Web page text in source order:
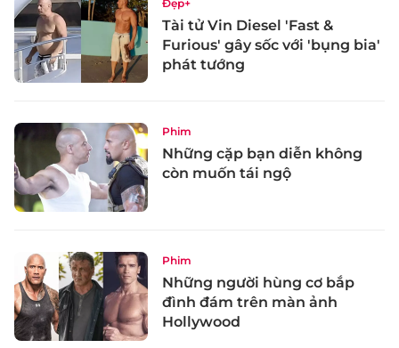
Đẹp+
Tài tử Vin Diesel 'Fast &
Furious' gây sốc với 'bụng bia'
phát tướng
Phim
Những cặp bạn diễn không
còn muốn tái ngộ
Phim
Những người hùng cơ bắp
đình đám trên màn ảnh
Hollywood